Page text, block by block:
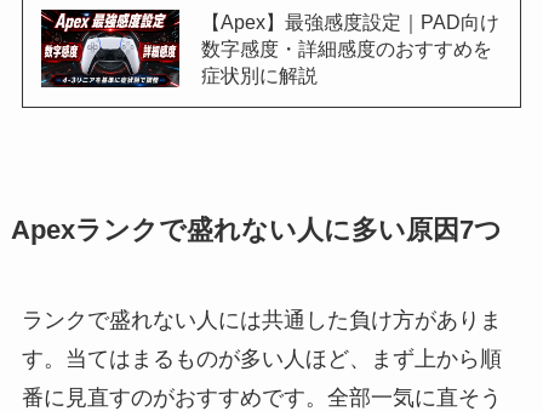
【Apex】最強感度設定｜PAD向け
数字感度・詳細感度のおすすめを
症状別に解説
Apexランクで盛れない人に多い原因7つ
ランクで盛れない人には共通した負け方がありま
す。当てはまるものが多い人ほど、まず上から順
番に見直すのがおすすめです。全部一気に直そう